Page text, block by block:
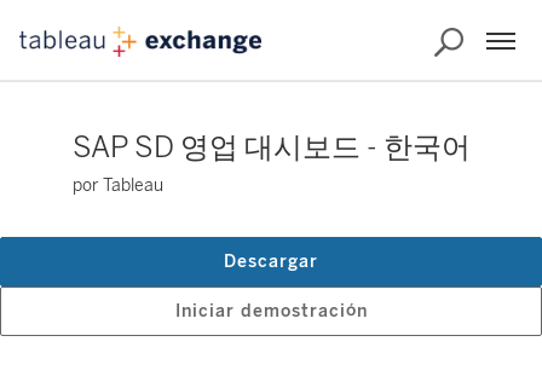
SAP SD 영업 대시보드 - 한국어
por Tableau
Iniciar demostración
Descargar